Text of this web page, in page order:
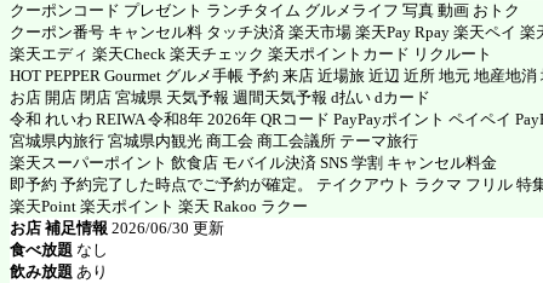
クーポンコード プレゼント ランチタイム グルメライフ 写真 動画 おトク
クーポン番号 キャンセル料 タッチ決済 楽天市場 楽天Pay Rpay 楽天ペイ 楽
楽天エディ 楽天Check 楽天チェック 楽天ポイントカード リクルート
HOT PEPPER Gourmet グルメ手帳 予約 来店 近場旅 近辺 近所 地元 地産地
お店 開店 閉店 宮城県 天気予報 週間天気予報 d払い dカード
令和 れいわ REIWA 令和8年 2026年 QRコード PayPayポイント ペイペイ
宮城県内旅行 宮城県内観光 商工会 商工会議所 テーマ旅行
楽天スーパーポイント 飲食店 モバイル決済 SNS 学割 キャンセル料金
即予約 予約完了した時点でご予約が確定。 テイクアウト ラクマ フリル 特
楽天Point 楽天ポイント 楽天 Rakoo ラクー
お店 補足情報 2026/06/30 更新
食べ放題 なし
飲み放題 あり